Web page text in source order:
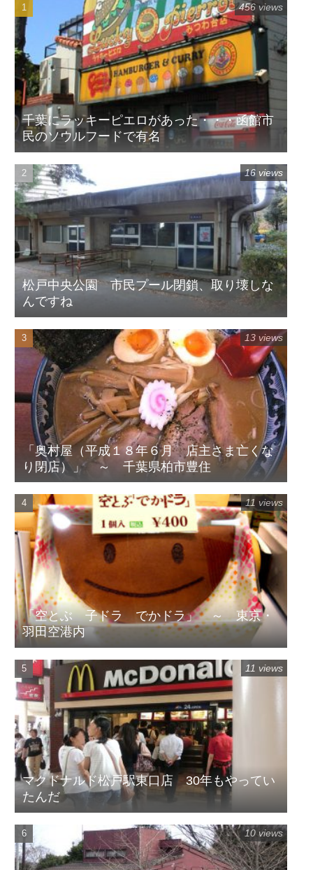
千葉にラッキーピエロがあった・・・函館市
民のソウルフードで有名
456 views
松戸中央公園 市民プール閉鎖、取り壊しな
んですね
16 views
「奥村屋（平成１８年６月 店主さま亡くな
り閉店）」 ～ 千葉県柏市豊住
13 views
「空とぶ 子ドラ でかドラ」 ～ 東京・
羽田空港内
11 views
マクドナルド松戸駅東口店 30年もやってい
たんだ
11 views
10 views